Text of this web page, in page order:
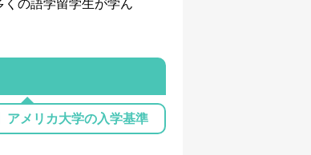
の語学留学生が学ん
アメリカ大学の入学基準